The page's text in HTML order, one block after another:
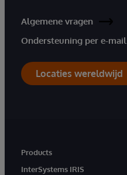
Algemene vragen
Ondersteuning per e-mail
Locaties wereldwijd
Products
InterSystems IRIS